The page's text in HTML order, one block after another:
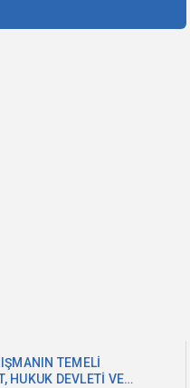
TEMELİ
HUKUK DEVLETİ VE